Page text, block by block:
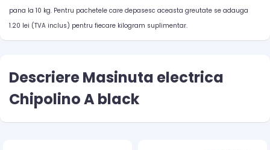
pana la 10 kg. Pentru pachetele care depasesc aceasta greutate se adauga
1.20 lei (TVA inclus) pentru fiecare kilogram suplimentar.
Descriere Masinuta electrica
Chipolino A black